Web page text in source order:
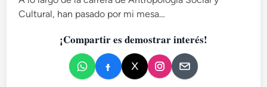
c
Cultural, han pasado por mi mesa…
¡Compartir es demostrar interés!